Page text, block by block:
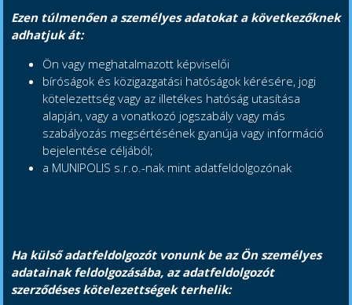
Ezen túlmenően a személyes adatokat a következőknek
adhatjuk át:
Ön vagy meghatalmazott képviselői
bíróságok és közigazgatási hatóságok kérésére, jogi
kötelezettség vagy az illetékes hatóság utasítása
alapján, vagy a vonatkozó jogszabály vagy más
szabályozás megsértésének gyanúja vagy információ
bejelentése céljából;
a MUNIPOLIS s.r.o.-nak mint adatfeldolgozónak
Ha külső adatfeldolgozót vonunk be az Ön személyes
adatainak feldolgozásába, az adatfeldolgozót
szerződéses kötelezettségek terhelik: